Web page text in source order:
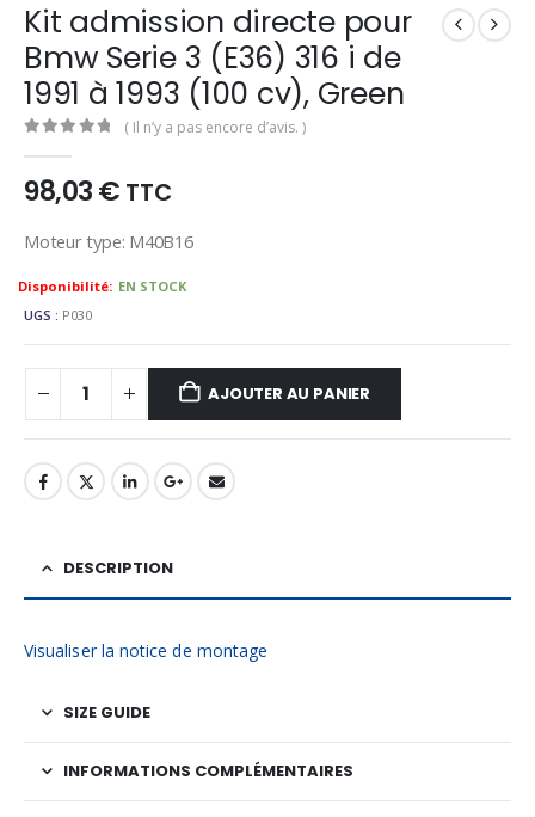
Kit admission directe pour
Bmw Serie 3 (E36) 316 i de
1991 à 1993 (100 cv), Green
( Il n’y a pas encore d’avis. )
98,03€ TTC
Moteur type: M40B16
Availability:
EN STOCK
UGS : P030
AJOUTER AU PANIER
DESCRIPTION
Visualiser la notice de montage
SIZE GUIDE
INFORMATIONS COMPLÉMENTAIRES